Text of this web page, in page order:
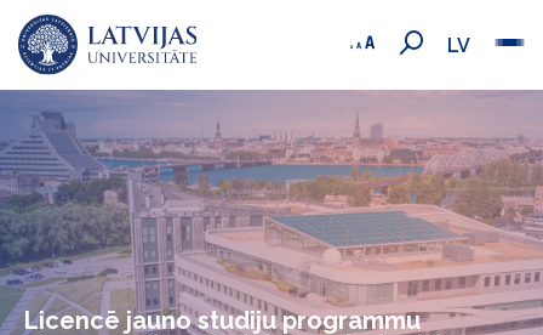
LV
Licencē jauno studiju programmu